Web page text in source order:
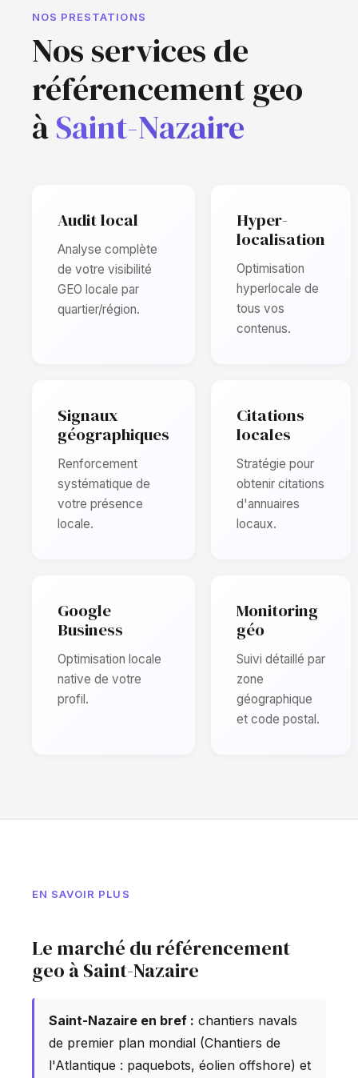
NOS PRESTATIONS
Nos services de
référencement geo
àSaint-Nazaire
Audit local
Analyse complète
de votre visibilité
GEO locale par
quartier/région.
Hyper-
localisation
Optimisation
hyperlocale de
tous vos
contenus.
Signaux
géographiques
Renforcement
systématique de
votre présence
locale.
Citations
locales
Stratégie pour
obtenir citations
d'annuaires
locaux.
Google
Business
Optimisation locale
native de votre
profil.
Monitoring
géo
Suivi détaillé par
zone
géographique
et code postal.
EN SAVOIR PLUS
Le marché du référencement
geo à Saint-Nazaire
Saint-Nazaire en bref : chantiers navals
de premier plan mondial (Chantiers de
l'Atlantique : paquebots, éolien offshore) et